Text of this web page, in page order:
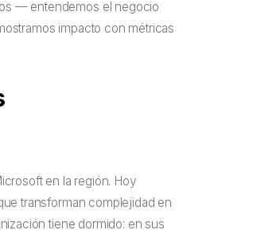
— entendemos el negocio
impacto con métricas
en la región. Hoy
transforman complejidad en
tiene dormido: en sus